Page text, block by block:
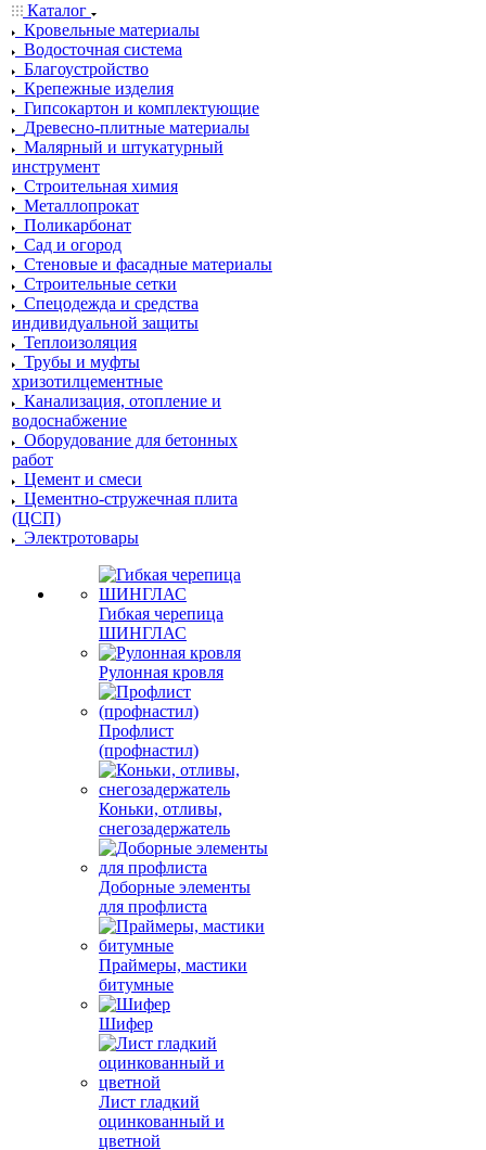
Каталог
Кровельные материалы
Водосточная система
Благоустройство
Крепежные изделия
Гипсокартон и комплектующие
Древесно-плитные материалы
Малярный и штукатурный
инструмент
Строительная химия
Металлопрокат
Поликарбонат
Сад и огород
Стеновые и фасадные материалы
Строительные сетки
Спецодежда и средства
индивидуальной защиты
Теплоизоляция
Трубы и муфты
хризотилцементные
Канализация, отопление и
водоснабжение
Оборудование для бетонных
работ
Цемент и смеси
Цементно-стружечная плита
(ЦСП)
Электротовары
Гибкая черепица
ШИНГЛАС
Рулонная кровля
Профлист
(профнастил)
Коньки, отливы,
снегозадержатель
Доборные элементы
для профлиста
Праймеры, мастики
битумные
Шифер
Лист гладкий
оцинкованный и
цветной